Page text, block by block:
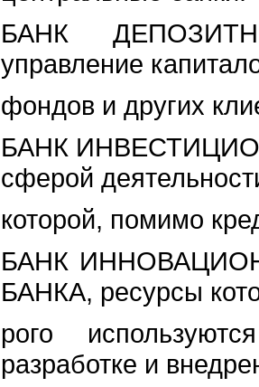
БАНК
управление
фондов и других
БАНК
сферой
которой, помимо
БАНК
БАНКА, ресурсы
рого
разработке и